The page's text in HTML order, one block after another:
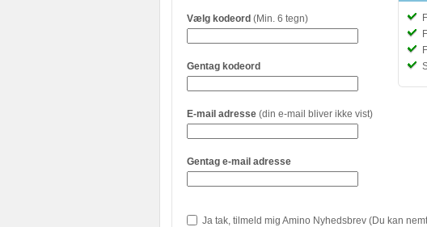
Vælg kodeord (Min. 6 tegn)
Gentag kodeord
E-mail adresse (din e-mail bliver ikke vist)
Gentag e-mail adresse
Ja tak, tilmeld mig Amino Nyhedsbrev (Du kan